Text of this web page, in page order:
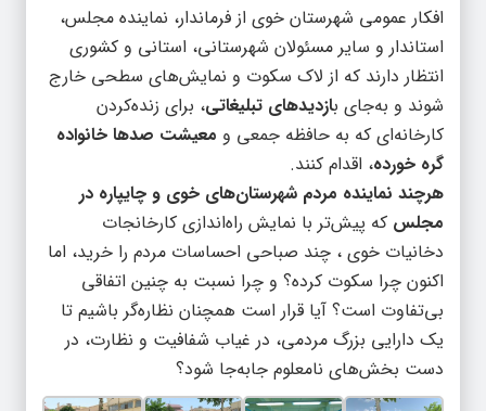
افکار عمومی شهرستان خوی از فرماندار، نماینده مجلس،
استاندار و سایر مسئولان شهرستانی، استانی و کشوری
انتظار دارند که از لاک سکوت و نمایش‌های سطحی خارج
شوند و به‌جای بازدیدهای تبلیغاتی، برای زنده‌کردن
کارخانه‌ای که به حافظه جمعی و معیشت صدها خانواده
گره خورده، اقدام کنند.
هرچند نماینده مردم شهرستان‌های خوی و چایپاره در
مجلس که پیش‌تر با نمایش راه‌اندازی کارخانجات
دخانیات خوی ، چند صباحی احساسات مردم را خرید، اما
اکنون چرا سکوت کرده؟ و چرا نسبت به چنین اتفاقی
بی‌تفاوت است؟ آیا قرار است همچنان نظاره‌گر باشیم تا
یک دارایی بزرگ مردمی، در غیاب شفافیت و نظارت، در
دست بخش‌های نامعلوم جابه‌جا شود؟